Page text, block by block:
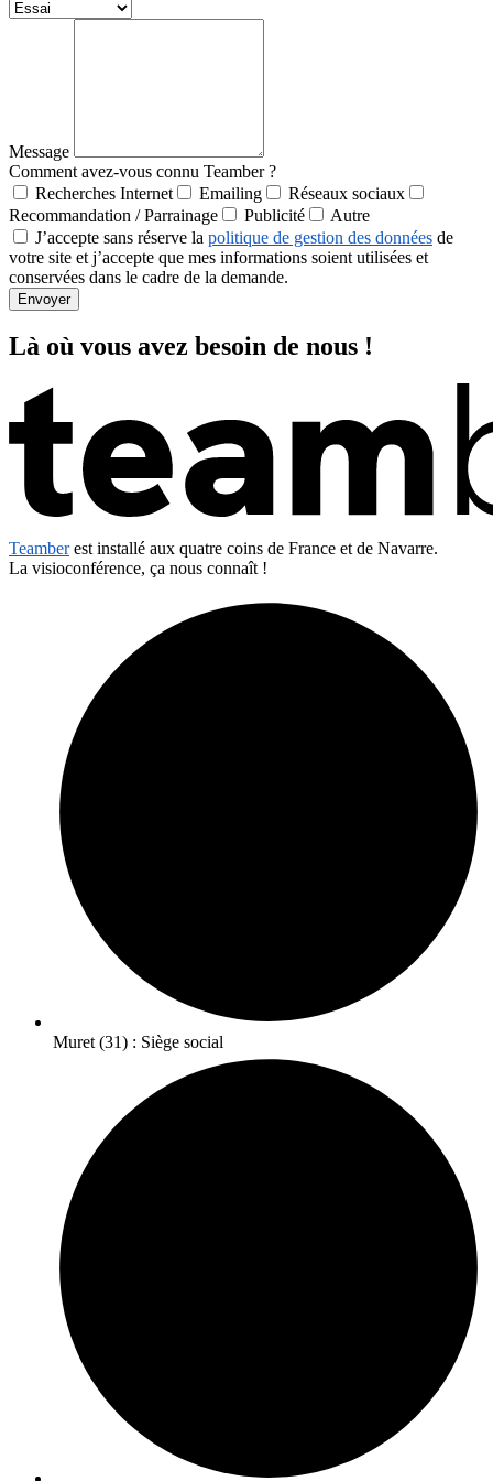
Message
Comment avez-vous connu Teamber ?
Recherches Internet
Emailing
Réseaux sociaux
Recommandation / Parrainage
Publicité
Autre
J’accepte sans réserve la politique de gestion des données de
votre site et j’accepte que mes informations soient utilisées et
conservées dans le cadre de la demande.
Envoyer
Là où vous avez besoin de nous !
Teamberest installé aux quatre coins de France et de Navarre.
La visioconférence, ça nous connaît !
Muret (31) : Siège social